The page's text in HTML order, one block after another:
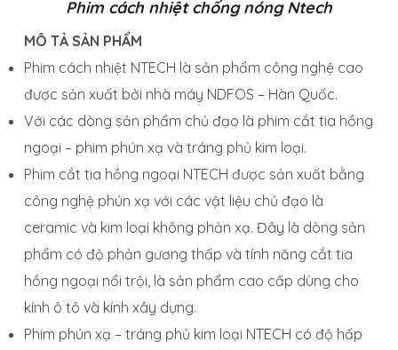
Phim cách nhiệt chống nóng Ntech
MÔ TẢ SẢN PHẨM
Phim cách nhiệt NTECH là sản phẩm công nghệ cao
được sản xuất bởi nhà máy NDFOS – Hàn Quốc.
Với các dòng sản phẩm chủ đạo là phim cắt tia hồng
ngoại – phim phún xạ và tráng phủ kim loại.
Phim cắt tia hồng ngoại NTECH được sản xuất bằng
công nghệ phún xạ với các vật liệu chủ đạo là
ceramic và kim loại không phản xạ. Đây là dòng sản
phẩm có độ phản gương thấp và tính năng cắt tia
hồng ngoại nổi trội, là sản phẩm cao cấp dùng cho
kính ô tô và kính xây dựng.
Phim phún xạ – tráng phủ kim loại NTECH có độ hấp